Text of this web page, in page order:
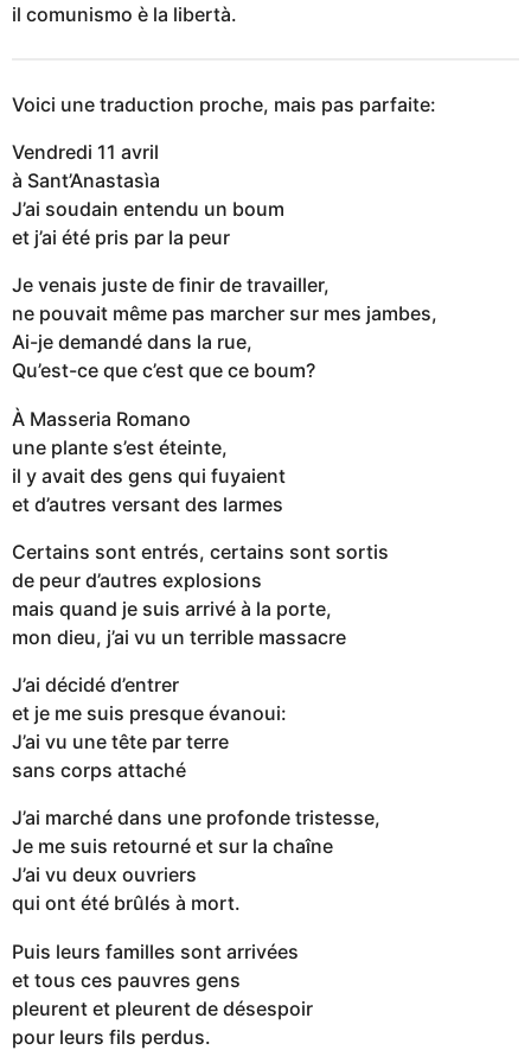
il comunismo è la libertà.
Voici une traduction proche, mais pas parfaite:
Vendredi 11 avril
à Sant’Anastasìa
J’ai soudain entendu un boum
et j’ai été pris par la peur
Je venais juste de finir de travailler,
ne pouvait même pas marcher sur mes jambes,
Ai-je demandé dans la rue,
Qu’est-ce que c’est que ce boum?
À Masseria Romano
une plante s’est éteinte,
il y avait des gens qui fuyaient
et d’autres versant des larmes
Certains sont entrés, certains sont sortis
de peur d’autres explosions
mais quand je suis arrivé à la porte,
mon dieu, j’ai vu un terrible massacre
J’ai décidé d’entrer
et je me suis presque évanoui:
J’ai vu une tête par terre
sans corps attaché
J’ai marché dans une profonde tristesse,
Je me suis retourné et sur la chaîne
J’ai vu deux ouvriers
qui ont été brûlés à mort.
Puis leurs familles sont arrivées
et tous ces pauvres gens
pleurent et pleurent de désespoir
pour leurs fils perdus.